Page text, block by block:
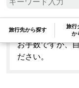
旅行先から探す
旅行
か
「北海道松前町
はできません。
お手数ですが、
ださい。